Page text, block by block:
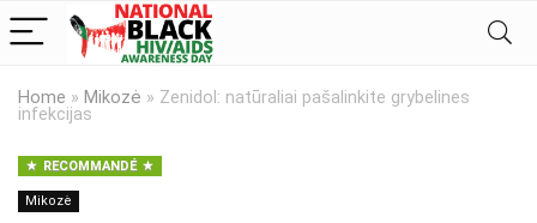
Home » Mikozė » Zenidol: natūraliai pašalinkite grybelines
infekcijas
RECOMMANDÉ
Mikozė